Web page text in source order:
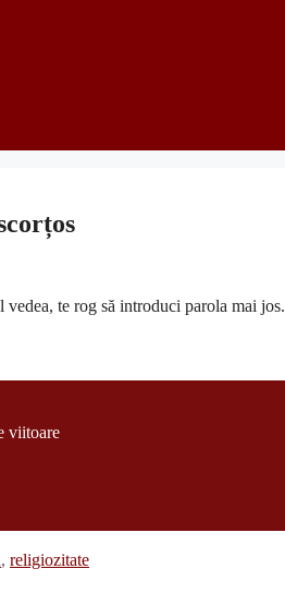
te rog să introduci parola mai jos.
viitoare
, religiozitate